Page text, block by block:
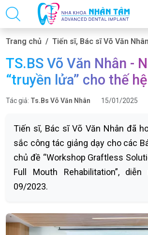
Trang chủ Tiến sĩ, Bác sĩ Võ Văn Nhân
TS.BS Võ Văn Nhân -
“truyền lửa” cho thế
Tác giả: Ts.Bs Võ Văn Nhân 15/01/2025
Tiến sĩ, Bác sĩ Võ Văn Nhân đã
sắc công tác giảng dạy cho các
chủ đề “Workshop Graftless
Full Mouth Rehabilitation”,
09/2023.